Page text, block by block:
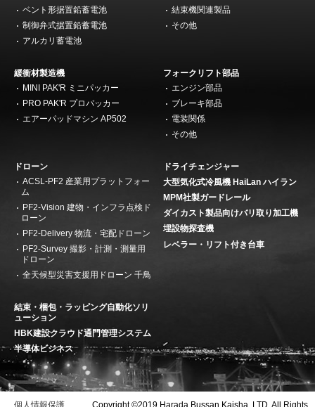
ベント形据置鉛蓄電池
制御弁式据置鉛蓄電池
アルカリ蓄電池
結束機関連製品
その他
緩衝材製造機
MINI PAK'R ミニパッカー
PRO PAK'R プロパッカー
エアーパッドマシン AP502
フォークリフト部品
エンジン部品
ブレーキ部品
電装関係
その他
ドローン
ACSL-PF2 産業用プラットフォー
ム
PF2-Vision 建物・インフラ点検ド
ローン
PF2-Delivery 物流・宅配ドローン
PF2-Survey 撮影・計測・測量用
ドローン
全天候型災害支援用ドローン 千鳥
ドライチェンジャー
大型気化式冷風機 HaiLan ハイラン
MPM社製ガードレール
ダイカスト製品向けバリ取り加工機
埋設物探査機
レベラー・リフト付き台車
結束・梱包・ラッピング自動化ソリ
ューション
HBK建設クラウド通門管理システム
半導体ビジネス
個人情報保護 Copyright ©2019 Harada Bussan Kaisha, LTD. All Rights